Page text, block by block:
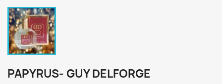
PAPYRUS- GUY DELFORGE